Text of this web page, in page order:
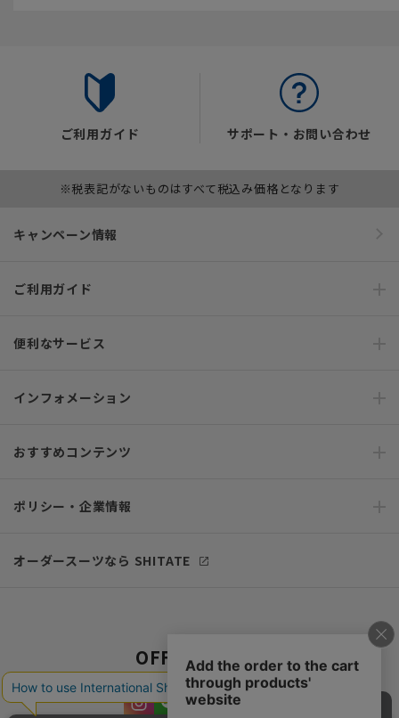
ご利用ガイド サポート・お問い合わせ
※税表記がないものはすべて税込み価格となります
キャンペーン情報
ご利用ガイド
便利なサービス
インフォメーション
おすすめコンテンツ
ポリシー・企業情報
オーダースーツなら SHITATE
OFFICIAL SNS